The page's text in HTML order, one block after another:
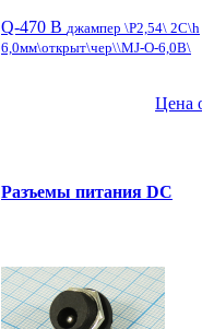
Q-470 B джампер \P2,54\ 2C\h
6,0мм\открыт\чер\\MJ-O-6,0B\
Цена
Разъемы питания DC